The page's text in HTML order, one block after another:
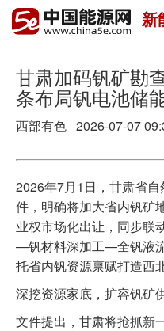
新
甘肃加码钒矿勘
条布局钒电池储
西部有色 2026-07-07
2026年7月1日，甘肃省
件，明确将加大省内钒矿
业权市场化出让，同步联
—钒材料深加工—全钒液
托省内钒资源禀赋打造西
深挖资源家底，扩容钒矿
文件提出，甘肃将抢抓新